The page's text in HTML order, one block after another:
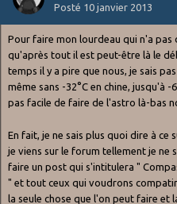
Posté 10 janvier 2013
Pour faire mon lourdeau qui n'a pas
qu'après tout il est peut-être là le
temps il y a pire que nous, je sais
même sans -32°C en chine, jusqu'à -
pas facile de faire de l'astro là-bas
En fait, je ne sais plus quoi dire à
je viens sur le forum tellement je ne
faire un post qui s'intitulera "
" et tout ceux qui voudrons
la seule chose que l'on peut faire et